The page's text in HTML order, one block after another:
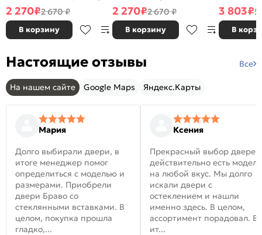
глухая, каркасно-щитовая
2 270₽2 670 ₽
В корзину
Ламинированные Л-11
(ИталОрех), глухая, каркасно-
щитовая
2 270₽2 670 ₽
В корзину
глухая,
3 803₽5
В
Настоящие отзывы Все
На нашем сайте Google Maps Яндекс.Карты
Мария
Долго выбирали двери, в
итоге менеджер помог
определиться с моделью и
размерами. Приобрели
двери Браво со
стеклянными вставками. В
целом, покупка прошла
гладко,...
Ксения
Прекрасный выбор
действительно есть модели
на любой вкус. Мы долго
искали двери с
остеклением и нашли
именно здесь. В целом,
ассортимент порадовал. В
ит...